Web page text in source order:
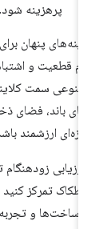
پرهزینه شود.
پنهان برای
قطعیت و
سمت کلاینت،
باند، فضای
ارزشمند باشد
ارزیابی زودهنگام
تمرکز کنید و
و تجربه